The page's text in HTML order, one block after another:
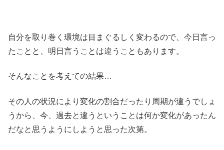
自分を取り巻く環境は目まぐるしく変わるので、今日言っ
たことと、明日言うことは違うこともあります。
そんなことを考えての結果…
その人の状況により変化の割合だったり周期が違うでしょ
うから、今、過去と違うということは何か変化があったん
だなと思うようにしようと思った次第。